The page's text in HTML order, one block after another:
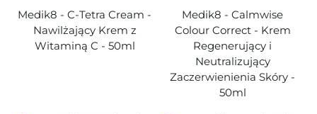
Medik8 - C-Tetra Cream -
Nawilżający Krem z
Witaminą C - 50ml
Medik8 - Calmwise
Colour Correct - Krem
Regenerujący i
Neutralizujący
Zaczerwienienia Skóry -
50ml